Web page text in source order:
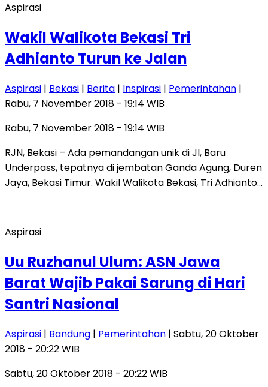
Aspirasi
Wakil Walikota Bekasi Tri
Adhianto Turun ke Jalan
Aspirasi | Bekasi | Berita | Inspirasi | Pemerintahan |
Rabu, 7 November 2018 - 19:14 WIB
Rabu, 7 November 2018 - 19:14 WIB
RJN, Bekasi – Ada pemandangan unik di Jl, Baru
Underpass, tepatnya di jembatan Ganda Agung, Duren
Jaya, Bekasi Timur. Wakil Walikota Bekasi, Tri Adhianto…
Aspirasi
Uu Ruzhanul Ulum: ASN Jawa
Barat Wajib Pakai Sarung di Hari
Santri Nasional
Aspirasi | Bandung | Pemerintahan | Sabtu, 20 Oktober
2018 - 20:22 WIB
Sabtu, 20 Oktober 2018 - 20:22 WIB